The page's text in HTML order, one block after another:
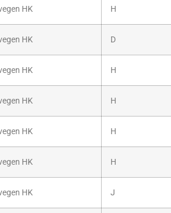
HK H
HK D
HK H
HK H
HK H
HK H
HK J